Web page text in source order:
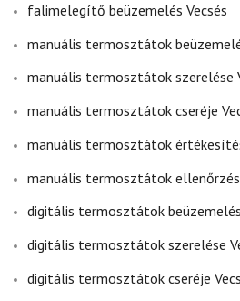
falimelegítő beüzemelés Vecsés
manuális termosztátok
manuális termosztátok szerelése
manuális termosztátok cseréje
manuális termosztátok
manuális termosztátok
digitális termosztátok
digitális termosztátok szerelése
digitális termosztátok cseréje